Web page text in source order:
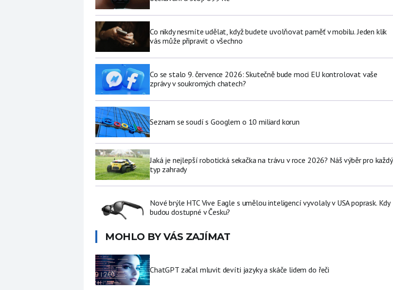
Co nikdy nesmíte udělat, když budete uvolňovat paměť v mobilu. Jeden klik
vás může připravit o všechno
Co se stalo 9. července 2026: Skutečně bude moci EU kontrolovat vaše
zprávy v soukromých chatech?
Seznam se soudí s Googlem o 10 miliard korun
Jaká je nejlepší robotická sekačka na trávu v roce 2026? Náš výběr pro každý
typ zahrady
Nové brýle HTC Vive Eagle s umělou inteligencí vyvolaly v USA poprask. Kdy
budou dostupné v Česku?
MOHLO BY VÁS ZAJÍMAT
ChatGPT začal mluvit devíti jazyky a skáče lidem do řeči